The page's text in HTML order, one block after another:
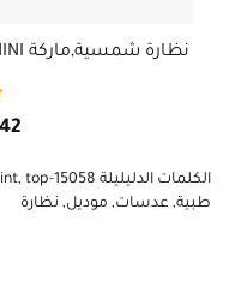
الكلمات الدليليلة 15058-c3
, top
طبية, عدسات, موديل, نظارة